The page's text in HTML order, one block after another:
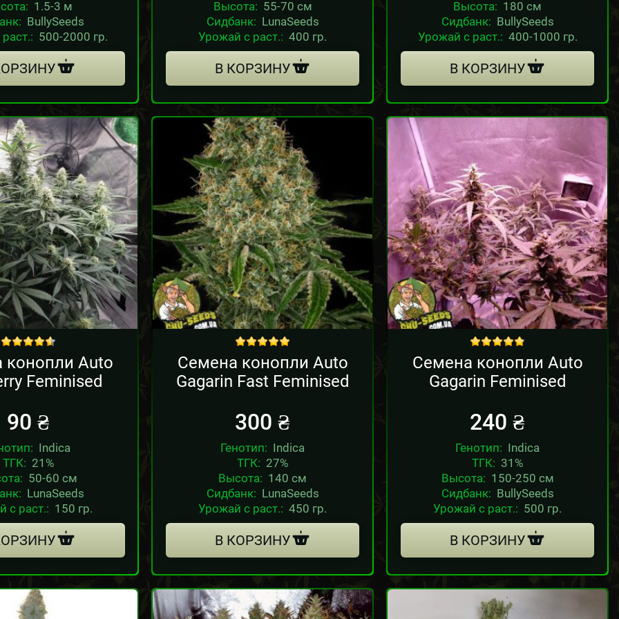
1.5-3 м
BullySeeds
500-2000 гр.
Высота: 55-70 см
Сидбанк: LunaSeeds
Урожай с раст.: 400 гр.
В КОРЗИНУ
Высота: 180 см
Сидбанк: BullySeeds
Урожай с раст.: 400-1000 гр.
В КОРЗИНУ
конопли Auto
Feminised
90 ₴
Indica
ТГК: 21%
50-60 см
LunaSeeds
с раст.: 150 гр.
Семена конопли Auto
Gagarin Fast Feminised
300₴
Генотип: Indica
ТГК: 27%
Высота: 140 см
Сидбанк: LunaSeeds
Урожай с раст.: 450 гр.
В КОРЗИНУ
Семена конопли Auto
Gagarin Feminised
240₴
Генотип: Indica
ТГК: 31%
Высота: 150-250 см
Сидбанк: BullySeeds
Урожай с раст.: 500 гр.
В КОРЗИНУ